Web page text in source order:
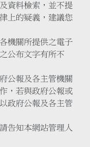
資料檢索，並不提
上的疑義，建議您
機關所提供之電子
公布文字有所不
公報及各主管機關
，若與政府公報或
政府公報及各主管
告知本網站管理人